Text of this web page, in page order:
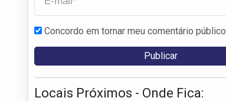
Concordo em tornar meu comentário público
Locais Próximos - Onde Fica: